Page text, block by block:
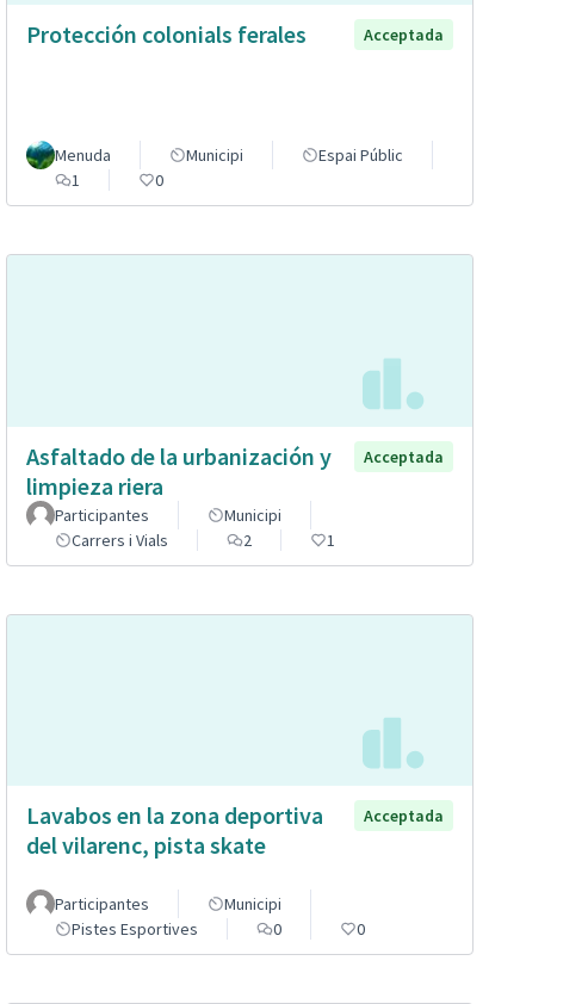
Protección colonials ferales Acceptada
Menuda Municipi
Espai Públic
1
0
Asfaltado de la urbanización y
limpieza riera
Acceptada
Participantes
Municipi
Carrers i Vials
2 1
Lavabos en la zona deportiva
del vilarenc, pista skate
Acceptada
Participantes
Municipi
Pistes Esportives
0 0